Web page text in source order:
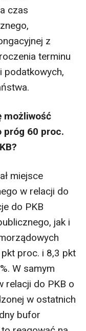
czas
z
terminu
podatkowych,
możliwość
próg 60 proc.
miejsce
w relacji do
do PKB
jak i
proc. i 8,3 pkt
W samym
relacji do PKB o
w ostatnich
bufor